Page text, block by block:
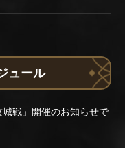
ュール
戦」開催のお知らせで